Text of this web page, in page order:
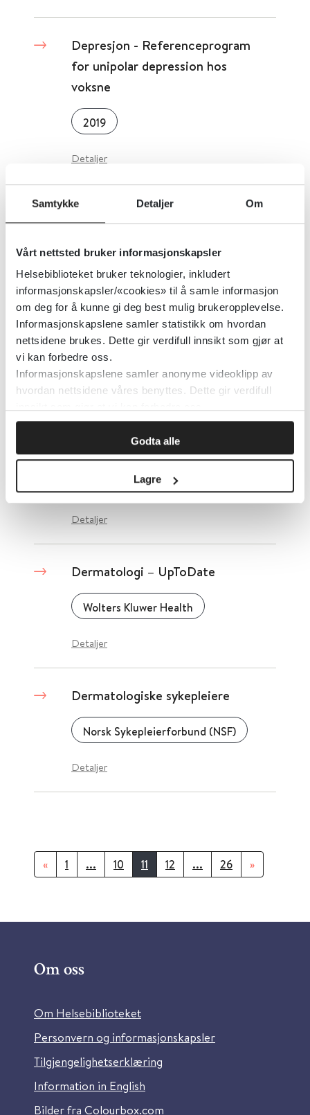
Samtykke Detaljer Om
Vårt nettsted bruker informasjonskapsler
Helsebiblioteket bruker teknologier, inkludert
informasjonskapsler/«cookies» til å samle informasjon
om deg for å kunne gi deg best mulig brukeropplevelse.
Informasjonskapslene samler statistikk om hvordan
nettsidene brukes. Dette gir verdifull innsikt som gjør at
vi kan forbedre oss.
Informasjonskapslene samler anonyme videoklipp av
hvordan nettsidene våres benyttes. Dette gir verdifull
Godta alle
Lagre
Depresjon - Referenceprogram
for unipolar depression hos
voksne
2019
Detaljer
Depresjon: En stor, svart hund?
Helsebiblioteket
Depressive lidelser. I: Veileder for
barne- og ungdomspsykiatri
Detaljer
Der folk bor
Detaljer
Dermatologi – UpToDate
Wolters Kluwer Health
Detaljer
Dermatologiske sykepleiere
Norsk Sykepleierforbund (NSF)
Detaljer
« 1 ... 10 11 12 ... 26 »
Om oss
Om Helsebiblioteket
Personvern og informasjonskapsler
Tilgjengelighetserklæring
Information in English
Bilder fra Colourbox.com